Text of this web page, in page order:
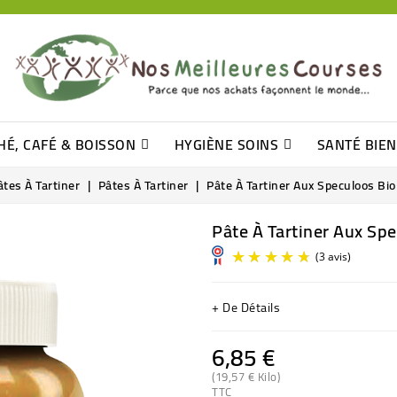
CAFÉ & BOISSON HYGIÈNE SOINS SANTÉ
À Tartiner Pâtes À Tartiner
Pâte À Tartiner Aux Speculoos
Pâte À Tartiner Aux
+ De Détails
6,85 €
(19,57 € Kilo)
TTC